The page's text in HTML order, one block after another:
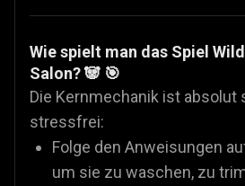
Wie spielt man das Spiel
Salon? 🐼 🎯
Die Kernmechanik ist absolut
stressfrei:
Folge den Anweisungen
um sie zu waschen, zu